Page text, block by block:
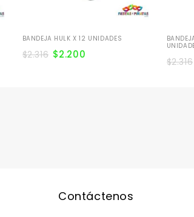
BANDEJA HULK X 12 UNIDADES
$2.316 $2.200
$2.316
Contáctenos